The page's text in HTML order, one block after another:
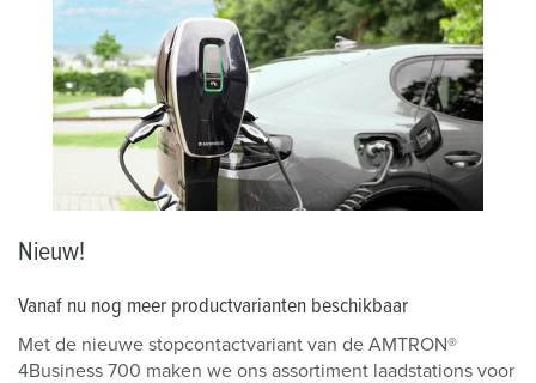
Nieuw!
Vanaf nu nog meer productvarianten beschikbaar
Met de nieuwe stopcontactvariant van de AMTRON®
4Business 700 maken we ons assortiment laadstations voor